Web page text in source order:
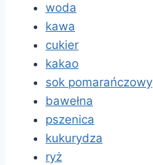
woda
kawa
cukier
kakao
sok pomarańczowy
bawełna
pszenica
kukurydza
ryż